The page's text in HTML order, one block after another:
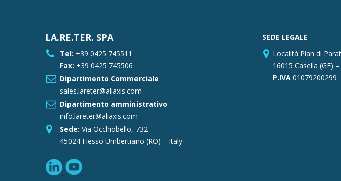
LA.RE.TER. SPA
Tel: +39 0425 745511
Fax: +39 0425 745506
Dipartimento Commerciale
sales.lareter@aliaxis.com
Dipartimento amministrativo
info.lareter@aliaxis.com
Sede: Via Occhiobello, 732
45024 Fiesso Umbertiano (RO) – Italy
SEDE LEGALE
Località Pian di
16015 Casella (GE)
P.IVA01079200299